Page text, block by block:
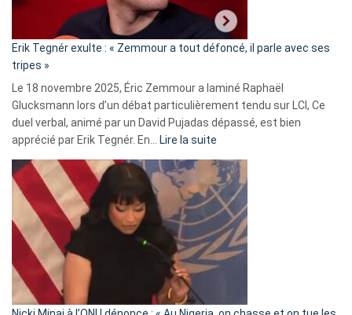
«
C’est
fake
news
»
Erik Tegnér exulte : « Zemmour a tout défoncé, il parle avec ses
tripes »
Le 18 novembre 2025, Éric Zemmour a laminé Raphaël
Glucksmann lors d’un débat particulièrement tendu sur LCI, Ce
duel verbal, animé par un David Pujadas dépassé, est bien
apprécié par Erik Tegnér. En…
Lire la suite
Tegnér
exulte
« Zemmour
a
tout
parle